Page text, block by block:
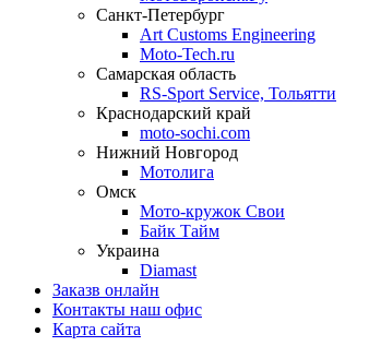
Санкт-Петербург
Art Customs Engineering
Moto-Tech.ru
Самарская область
RS-Sport Service, Тольятти
Краснодарский край
moto-sochi.com
Нижний Новгород
Мотолига
Омск
Мото-кружок Свои
Байк Тайм
Украина
Diamast
Заказв онлайн
Контакты наш офис
Карта сайта